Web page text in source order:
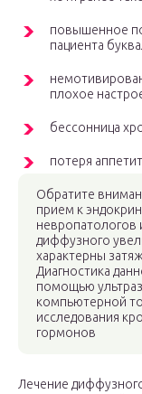
повышенное
пациента
плохое
бессонница
потеря
Обратите
прием к
невропатологов
диффузного
характерны
Диагностика
помощью
компьютерной
исследования
гормонов
Лечение